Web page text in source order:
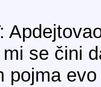
se čini
pojma evo